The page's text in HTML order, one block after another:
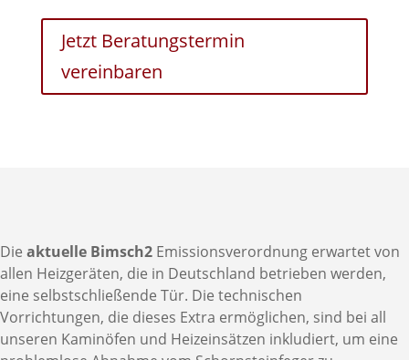
Jetzt Beratungstermin
vereinbaren
Die aktuelle Bimsch2 Emissionsverordnung erwartet von
allen Heizgeräten, die in Deutschland betrieben werden,
eine selbstschließende Tür. Die technischen
Vorrichtungen, die dieses Extra ermöglichen, sind bei all
unseren Kaminöfen und Heizeinsätzen inkludiert, um eine